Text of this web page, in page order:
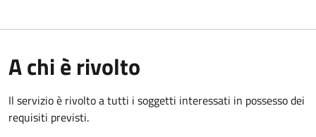
A chi è rivolto
Il servizio è rivolto a tutti i soggetti interessati in possesso dei
requisiti previsti.